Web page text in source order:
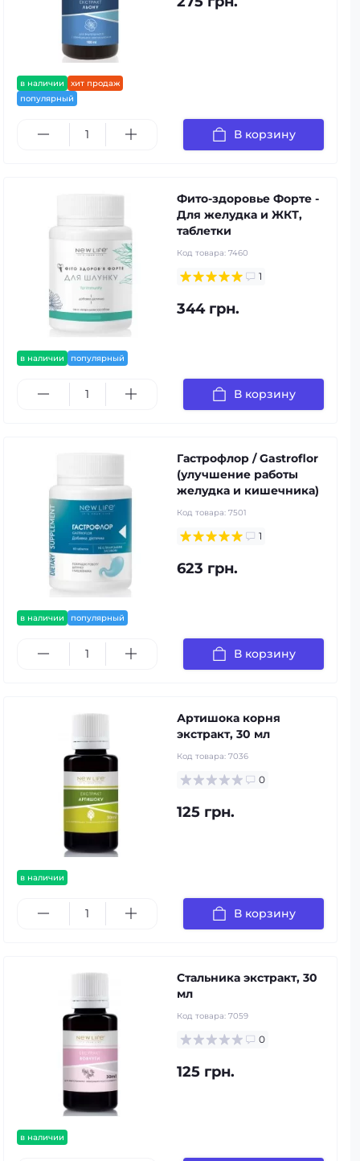
в наличии
хит продаж
популярный
В корзину
в наличии популярный
Фито-здоровье Форте -
Для желудка и ЖКТ,
таблетки
Код товара: 7460
1
344 грн.
В корзину
в наличии популярный
Гастрофлор / Gastroflor
(улучшение работы
желудка и кишечника)
Код товара: 7501
1
623 грн.
В корзину
в наличии
Артишока корня
экстракт, 30 мл
Код товара: 7036
0
125 грн.
В корзину
в наличии
Стальника экстракт, 30
мл
Код товара: 7059
0
125 грн.